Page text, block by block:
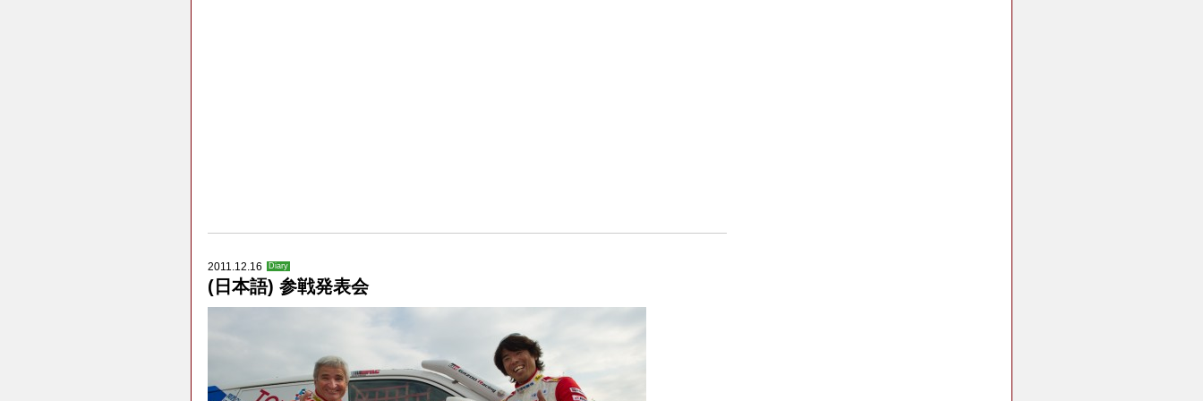
2011.12.16 Diary
(日本語) 参戦発表会